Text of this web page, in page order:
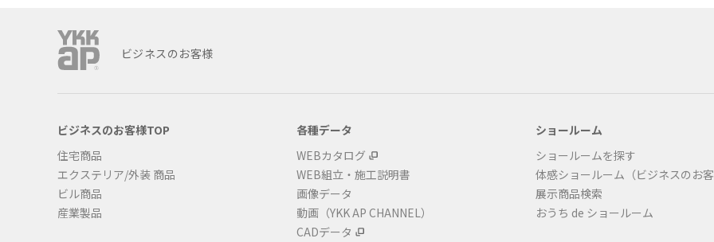
ビジネスのお客様
ビジネスのお客様TOP
住宅商品
エクステリア/外装 商品
ビル商品
産業製品
各種データ
WEBカタログ
WEB組立・施工説明書
画像データ
動画（YKK AP CHANNEL）
CADデータ
ショールーム
ショールームを探す
体感ショールーム（ビジネスのお客
展示商品検索
おうち de ショールーム